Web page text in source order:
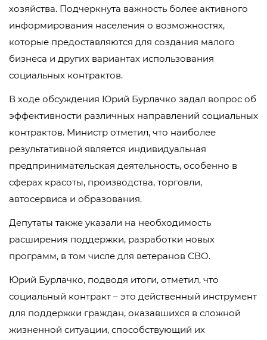
хозяйства. Подчеркнута важность более активного
информирования населения о возможностях,
которые предоставляются для создания малого
бизнеса и других вариантах использования
социальных контрактов.
В ходе обсуждения Юрий Бурлачко задал вопрос об
эффективности различных направлений социальных
контрактов. Министр отметил, что наиболее
результативной является индивидуальная
предпринимательская деятельность, особенно в
сферах красоты, производства, торговли,
автосервиса и образования.
Депутаты также указали на необходимость
расширения поддержки, разработки новых
программ, в том числе для ветеранов СВО.
Юрий Бурлачко, подводя итоги, отметил, что
социальный контракт – это действенный инструмент
для поддержки граждан, оказавшихся в сложной
жизненной ситуации, способствующий их